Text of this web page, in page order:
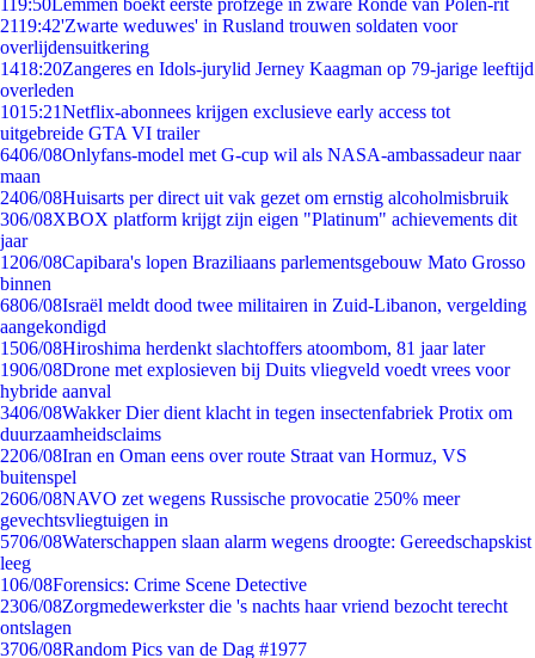
119:50Lemmen boekt eerste profzege in zware Ronde van Polen-rit
2119:42'Zwarte weduwes' in Rusland trouwen soldaten voor
overlijdensuitkering
1418:20Zangeres en Idols-jurylid Jerney Kaagman op 79-jarige leeftijd
overleden
1015:21Netflix-abonnees krijgen exclusieve early access tot
uitgebreide GTA VI trailer
6406/08Onlyfans-model met G-cup wil als NASA-ambassadeur naar
maan
2406/08Huisarts per direct uit vak gezet om ernstig alcoholmisbruik
306/08XBOX platform krijgt zijn eigen "Platinum" achievements dit
jaar
1206/08Capibara's lopen Braziliaans parlementsgebouw Mato Grosso
binnen
6806/08Israël meldt dood twee militairen in Zuid-Libanon, vergelding
aangekondigd
1506/08Hiroshima herdenkt slachtoffers atoombom, 81 jaar later
1906/08Drone met explosieven bij Duits vliegveld voedt vrees voor
hybride aanval
3406/08Wakker Dier dient klacht in tegen insectenfabriek Protix om
duurzaamheidsclaims
2206/08Iran en Oman eens over route Straat van Hormuz, VS
buitenspel
2606/08NAVO zet wegens Russische provocatie 250% meer
gevechtsvliegtuigen in
5706/08Waterschappen slaan alarm wegens droogte: Gereedschapskist
leeg
106/08Forensics: Crime Scene Detective
2306/08Zorgmedewerkster die 's nachts haar vriend bezocht terecht
ontslagen
3706/08Random Pics van de Dag #1977